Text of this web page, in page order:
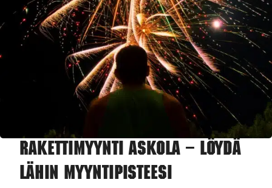
Rakettimyynti Askola – Löydä
lähin myyntipisteesi